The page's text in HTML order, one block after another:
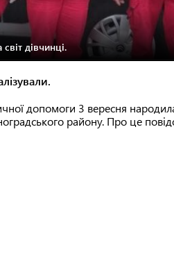
дівчинці.
допомоги 3 вересня
району. Про це